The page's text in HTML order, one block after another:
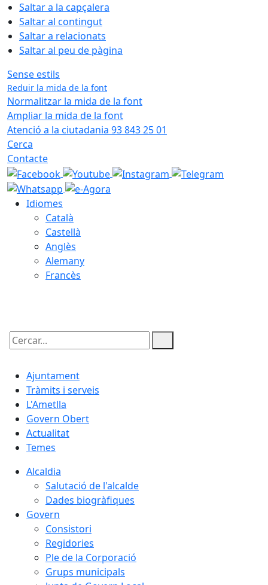
Saltar a la capçalera
Saltar al contingut
Saltar a relacionats
Saltar al peu de pàgina
Sense estils
Reduir la mida de la font
Normalitzar la mida de la font
Ampliar la mida de la font
Atenció a la ciutadania 93 843 25 01
Cerca
Contacte
Idiomes
Català
Castellà
Anglès
Alemany
Francès
Cercar:
Ajuntament
Tràmits i serveis
L'Ametlla
Govern Obert
Actualitat
Temes
Alcaldia
Salutació de l'alcalde
Dades biogràfiques
Govern
Consistori
Regidories
Ple de la Corporació
Grups municipals